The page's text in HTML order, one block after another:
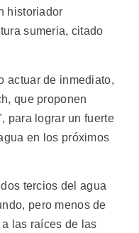
historiador
sumeria, citado
actuar de inmediato,
que proponen
para lograr un fuerte
en los próximos
tercios del agua
pero menos de
las raíces de las